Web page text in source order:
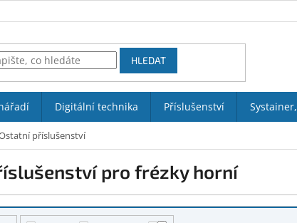
HLEDAT
Digitální technika Příslušenství
příslušenství
pro frézky horní